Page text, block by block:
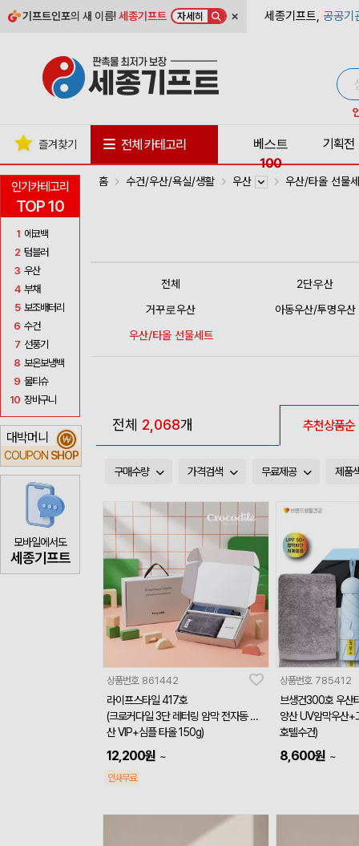
기프트인포의 새 이름!세종기프트 자세히 × 세종기프트, 공공기
인기카테고리
TOP 10
1 에코백
2 텀블러
3 우산
4 부채
5 보조배터리
6 수건
7 선풍기
8 보온보냉백
9 물티슈
10 장바구니
대박머니
COUPON SHOP
₩
모바일에서도
세종기프트
즐겨찾기 전체 카테고리
베스트
100
기획전
홈 수건/우산/욕실/생활 우산 우산/타올 선물
전체
2단우산
거꾸로우산
아동우산/투명우산
우산/타올 선물세트
전체 2,068개 추천상품순
구매수량 가격검색 무료제공 제품
상품번호 861442
라이프스타일 417호
(크로커다일 3단 레터링 암막 전자동 우
산 VIP+심플 타올 150g)
12,200원 ~
인쇄무료
상품번호 785412
브생건300호 우산
양산 UV암막우산
호텔수건)
8,600원 ~